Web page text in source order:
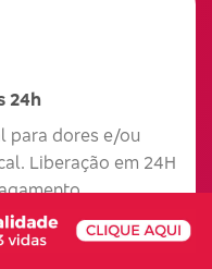
24h
para dores e/ou
Liberação em 24H